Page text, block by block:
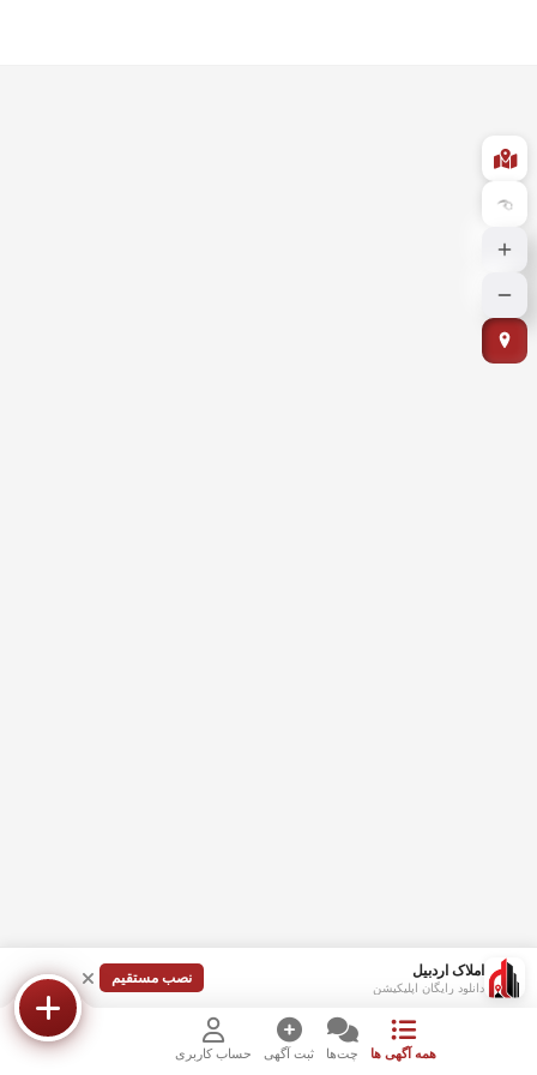
املاک اردبیل
دانلود رایگان اپلیکیشن
نصب مستقیم
همه آگهی ها چت‌ها ثبت آگهی حساب کاربری